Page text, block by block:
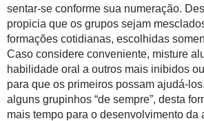
sentar-se conforme sua numeração.
propicia que os grupos sejam
formações cotidianas, escolhidas
Caso considere conveniente, misture
habilidade oral a outros mais inibidos
para que os primeiros possam ajudá-
alguns grupinhos “de sempre”, desta
mais tempo para o desenvolvimento da